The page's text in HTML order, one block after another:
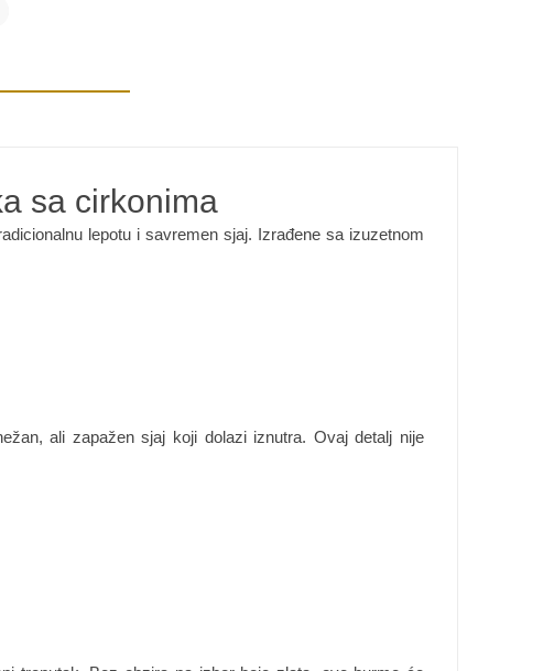
sa cirkonima
lepotu i savremen sjaj. Izrađene sa izuzetnom
ali zapažen sjaj koji dolazi iznutra. Ovaj detalj nije